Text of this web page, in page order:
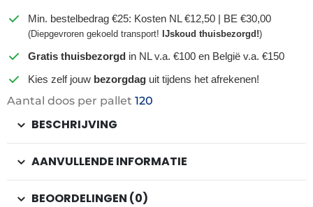
Min. bestelbedrag €25: Kosten NL €12,50 | BE €30,00
(Diepgevroren gekoeld transport! IJskoud thuisbezorgd!)
Gratis thuisbezorgd in NL v.a. €100 en België v.a. €150
Kies zelf jouw bezorgdag uit tijdens het afrekenen!
Aantal doos per pallet 120
BESCHRIJVING
AANVULLENDE INFORMATIE
BEOORDELINGEN (0)